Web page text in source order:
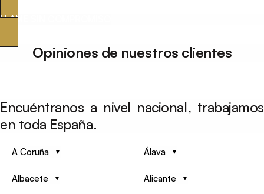
LLAME SIN COMPROMISO
Opiniones de nuestros clientes
Encuéntranos a nivel nacional, trabajamos
en toda España.
A Coruña Álava
Albacete Alicante